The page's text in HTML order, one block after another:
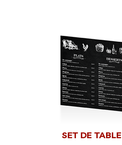
SET DE